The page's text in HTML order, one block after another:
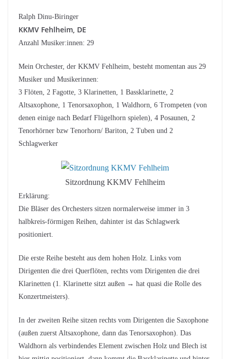
Ralph Dinu-Biringer
KKMV Fehlheim, DE
Anzahl Musiker:innen: 29
Mein Orchester, der KKMV Fehlheim, besteht momentan aus 29
Musiker und Musikerinnen:
3 Flöten, 2 Fagotte, 3 Klarinetten, 1 Bassklarinette, 2
Altsaxophone, 1 Tenorsaxophon, 1 Waldhorn, 6 Trompeten (von
denen einige nach Bedarf Flügelhorn spielen), 4 Posaunen, 2
Tenorhörner bzw Tenorhorn/ Bariton, 2 Tuben und 2
Schlagwerker
Sitzordnung KKMV Fehlheim
Erklärung:
Die Bläser des Orchesters sitzen normalerweise immer in 3
halbkreis-förmigen Reihen, dahinter ist das Schlagwerk
positioniert.
Die erste Reihe besteht aus dem hohen Holz. Links vom
Dirigenten die drei Querflöten, rechts vom Dirigenten die drei
Klarinetten (1. Klarinette sitzt außen → hat quasi die Rolle des
Konzertmeisters).
In der zweiten Reihe sitzen rechts vom Dirigenten die Saxophone
(außen zuerst Altsaxophone, dann das Tenorsaxophon). Das
Waldhorn als verbindendes Element zwischen Holz und Blech ist